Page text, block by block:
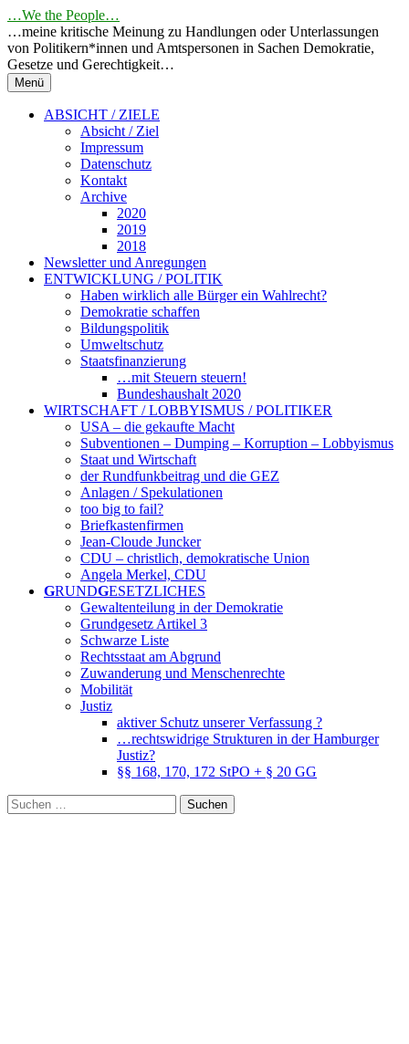
Springe
zum
Inhalt
…We the People…
…meine kritische Meinung zu Handlungen oder Unterlassungen
von Politikern*innen und Amtspersonen in Sachen Demokratie,
Gesetze und Gerechtigkeit…
Menü
ABSICHT / ZIELE
Absicht / Ziel
Impressum
Datenschutz
Kontakt
Archive
2020
2019
2018
Newsletter und Anregungen
ENTWICKLUNG / POLITIK
Haben wirklich alle Bürger ein Wahlrecht?
Demokratie schaffen
Bildungspolitik
Umweltschutz
Staatsfinanzierung
…mit Steuern steuern!
Bundeshaushalt 2020
WIRTSCHAFT / LOBBYISMUS / POLITIKER
USA – die gekaufte Macht
Subventionen – Dumping – Korruption – Lobbyismus
Staat und Wirtschaft
der Rundfunkbeitrag und die GEZ
Anlagen / Spekulationen
too big to fail?
Briefkastenfirmen
Jean-Cloude Juncker
CDU – christlich, demokratische Union
Angela Merkel, CDU
GRUNDGESETZLICHES
Gewaltenteilung in der Demokratie
Grundgesetz Artikel 3
Schwarze Liste
Rechtsstaat am Abgrund
Zuwanderung und Menschenrechte
Mobilität
Justiz
aktiver Schutz unserer Verfassung ?
…rechtswidrige Strukturen in der Hamburger
Justiz?
§§ 168, 170, 172 StPO + § 20 GG
Suchen
nach: